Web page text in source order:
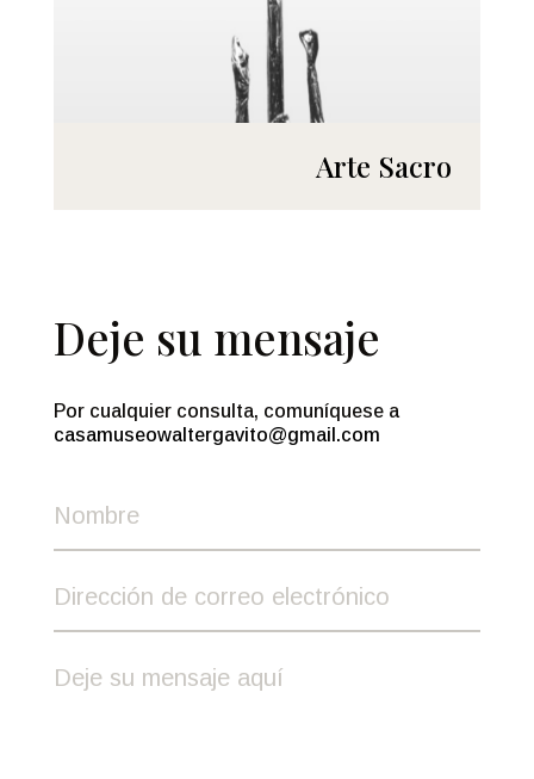
Arte Sacro
Deje su mensaje
Por cualquier consulta, comuníquese a
casamuseowaltergavito@gmail.com